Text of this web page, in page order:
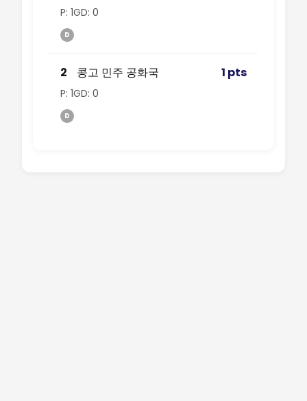
P: 1GD: 0
D
2 콩고 민주 공화국 1 pts
P: 1GD: 0
D